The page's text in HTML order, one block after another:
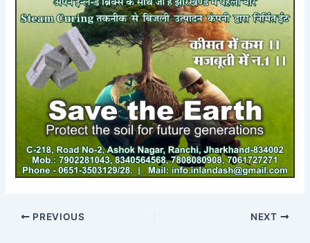
PREVIOUS NEXT